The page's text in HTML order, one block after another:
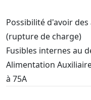
Possibilité d'avoir
(rupture de charge)
Fusibles internes au
Alimentation
à 75A